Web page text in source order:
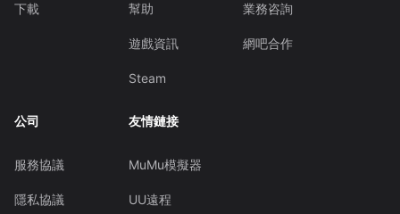
下載 幫助
遊戲資訊
Steam
業務咨詢
網吧合作
公司
服務協議
隱私協議
友情鏈接
MuMu模擬器
UU遠程